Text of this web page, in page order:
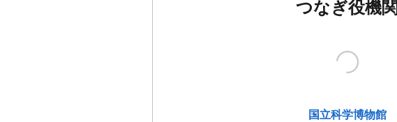
つなぎ役機関
国立科学博物館